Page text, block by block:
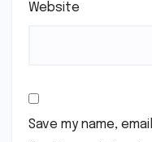
Website
Save my name,